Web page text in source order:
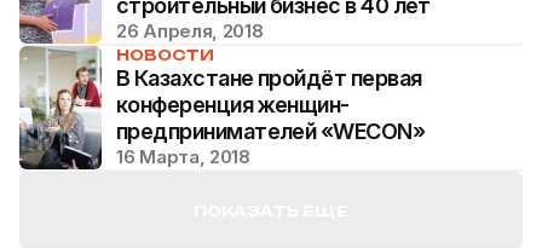
26 Апреля, 2018
НОВОСТИ
В Казахстане пройдёт первая
конференция женщин-
предпринимателей «WECON»
16 Марта, 2018